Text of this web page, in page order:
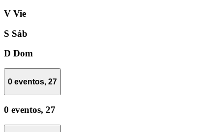
V Vie
S Sáb
D Dom
0 eventos, 27
0 eventos, 27